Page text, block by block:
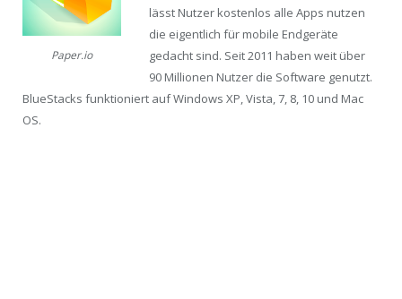
Paper.io
lässt Nutzer kostenlos alle Apps nutzen
die eigentlich für mobile Endgeräte
gedacht sind. Seit 2011 haben weit über
90 Millionen Nutzer die Software genutzt.
BlueStacks funktioniert auf Windows XP, Vista, 7, 8, 10 und Mac
OS.